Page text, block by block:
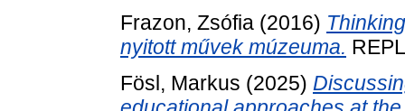
Frazon, Zsófia (2016)
nyitott művek múzeuma.
Fösl, Markus (2025)